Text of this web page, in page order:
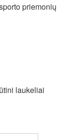
priemonių
laukeliai